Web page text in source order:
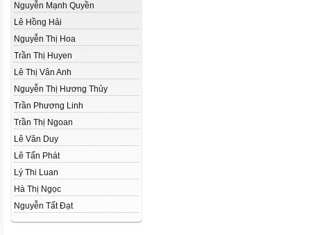
Nguyễn Mạnh Quyền
Lê Hồng Hải
Nguyễn Thị Hoa
Trần Thị Huyen
Lê Thị Vân Anh
Nguyễn Thị Hương Thủy
Trần Phương Linh
Trần Thị Ngoan
Lê Văn Duy
Lê Tấn Phát
Lý Thi Luan
Hà Thị Ngọc
Nguyễn Tất Đạt